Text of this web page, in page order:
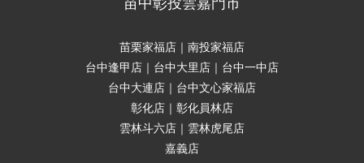
苗栗家福店｜南投家福店
台中逢甲店｜台中大里店｜台中一中店
台中大連店｜台中文心家福店
彰化店｜彰化員林店
雲林斗六店｜雲林虎尾店
嘉義店